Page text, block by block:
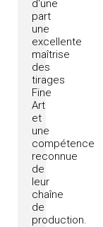
d'une
part
une
excellente
maîtrise
des
tirages
Fine
Art
et
une
compétence
reconnue
de
leur
chaîne
de
production.